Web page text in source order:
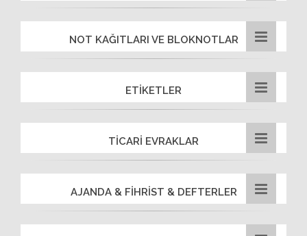
NOT KAĞITLARI VE BLOKNOTLAR
ETİKETLER
TİCARİ EVRAKLAR
AJANDA & FİHRİST & DEFTERLER